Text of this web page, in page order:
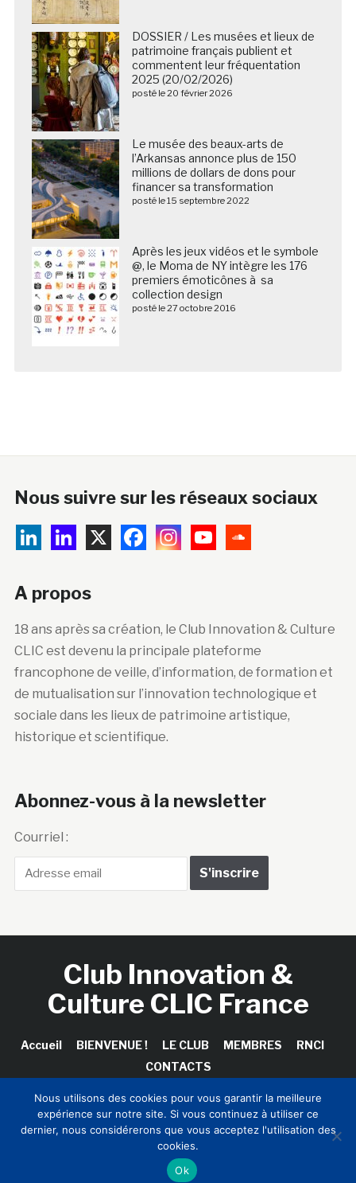
DOSSIER / Les musées et lieux de
patrimoine français publient et
commentent leur fréquentation
2025 (20/02/2026)
posté le 20 février 2026
Le musée des beaux-arts de
l’Arkansas annonce plus de 150
millions de dollars de dons pour
financer sa transformation
posté le 15 septembre 2022
Après les jeux vidéos et le symbole
@, le Moma de NY intègre les 176
premiers émoticônes à sa
collection design
posté le 27 octobre 2016
Nous suivre sur les réseaux sociaux
A propos
18 ans après sa création, le Club Innovation & Culture
CLIC est devenu la principale plateforme
francophone de veille, d’information, de formation et
de mutualisation sur l’innovation technologique et
sociale dans les lieux de patrimoine artistique,
historique et scientifique.
Abonnez-vous à la newsletter
Courriel :
Club Innovation &
Culture CLIC France
Accueil BIENVENUE ! LE CLUB MEMBRES
RNCI
CONTACTS
Copyright © 2026 Club Innovation & Culture CLIC France /
Sinapses Conseils
Nous utilisons des cookies pour vous garantir la meilleure
expérience sur notre site. Si vous continuez à utiliser ce
dernier, nous considérerons que vous acceptez l'utilisation des
cookies.
Ok